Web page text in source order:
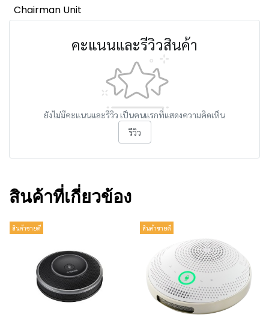
Chairman Unit
คะแนนและรีวิวสินค้า
ยังไม่มีคะแนนและรีวิว เป็นคนแรกที่แสดงความคิดเห็น
รีวิว
สินค้าที่เกี่ยวข้อง
สินค้าขายดี สินค้าขายดี